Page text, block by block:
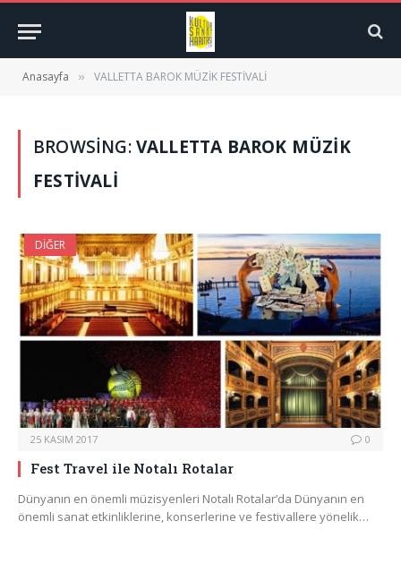
Anasayfa » VALLETTA BAROK MÜZİK FESTİVALİ
BROWSING:VALLETTA BAROK MÜZİK
FESTİVALİ
DIĞER
25 KASIM 2017 0
Fest Travel ile Notalı Rotalar
Dünyanın en önemli müzisyenleri Notalı Rotalar’da Dünyanın en
önemli sanat etkinliklerine, konserlerine ve festivallere yönelik…